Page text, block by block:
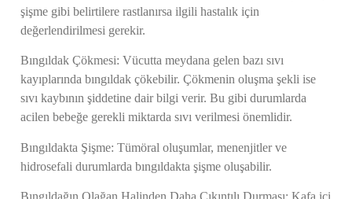
şişme gibi belirtilere rastlanırsa ilgili hastalık için
değerlendirilmesi gerekir.
Bıngıldak Çökmesi: Vücutta meydana gelen bazı sıvı
kayıplarında bıngıldak çökebilir. Çökmenin oluşma şekli ise
sıvı kaybının şiddetine dair bilgi verir. Bu gibi durumlarda
acilen bebeğe gerekli miktarda sıvı verilmesi önemlidir.
Bıngıldakta Şişme: Tümöral oluşumlar, menenjitler ve
hidrosefali durumlarda bıngıldakta şişme oluşabilir.